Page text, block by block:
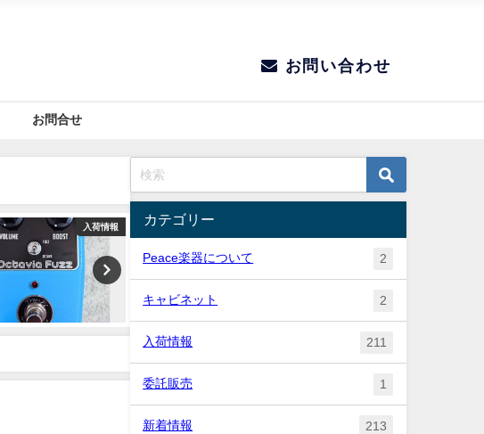
お問い合わせ
お問合せ
入荷情報
カテゴリー
Peace楽器について 2
キャビネット 2
入荷情報 211
委託販売 1
新着情報 213